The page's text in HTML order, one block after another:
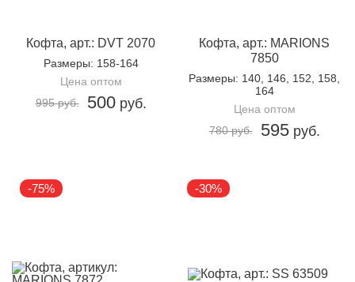
Кофта, арт.: DVT 2070
Размеры: 158-164
Цена оптом
995 руб.
500руб.
Кофта, арт.: MARIONS
7850
Размеры: 140, 146, 152, 158,
164
Цена оптом
780 руб.
595руб.
-75% -30%